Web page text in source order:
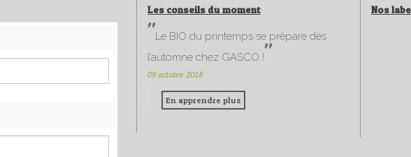
Les conseils du moment
Le BIO du printemps se prépare dès
l’automne chez GASCO !
09 octobre 2018
En apprendre plus
Nos